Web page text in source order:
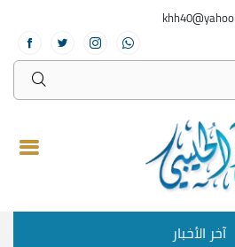
آخر الأخبار